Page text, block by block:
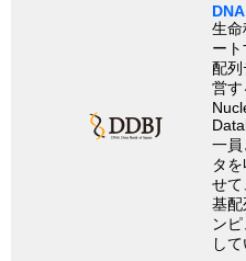
生命
ー
配列
営
一員
タ
せて
基配
ン
して